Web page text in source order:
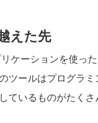
えた先
ケーションを使っ
ツールはプログラ
いるものがたくさ